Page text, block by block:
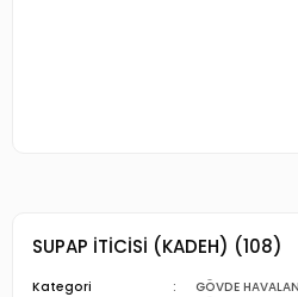
SUPAP İTİCİSİ (KADEH) (108)
Kategori GÖVDE